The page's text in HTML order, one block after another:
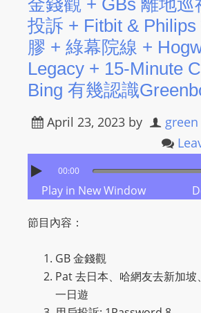
金錢觀 + GBs 離地巡
投訴 + Fitbit &
膠 + 綠幕院線 +
Legacy + 15-Minute
Bing 有幾認識
April 23, 2023 by
00:00
Play in New Window
節目內容：
GB金錢觀
Pat去日本、哈網友去新加坡、
一日遊